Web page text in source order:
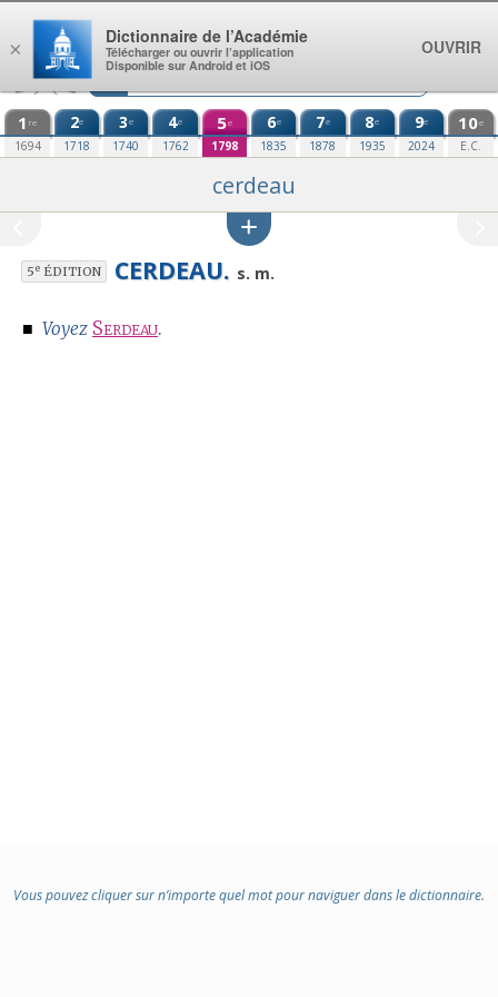
Aller au contenu
1 re
1694
2e
1718
3e
1740
4e
1762
5e
1798
6e
1835
7e
1878
8e
1935
9e
2024
10e
E.C.
cerdeau
5eÉDITION CERDEAU. s. m.
■ Voyez Serdeau.
Vous pouvez cliquer sur n’importe quel mot pour naviguer dans le dictionnaire.
×
Dictionnaire de l’Académie
Télécharger ou ouvrir l’application
Disponible sur Android et iOS
OUVRIR